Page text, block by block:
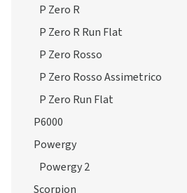
P Zero R
P Zero R Run Flat
P Zero Rosso
P Zero Rosso Assimetrico
P Zero Run Flat
P6000
Powergy
Powergy 2
Scorpion